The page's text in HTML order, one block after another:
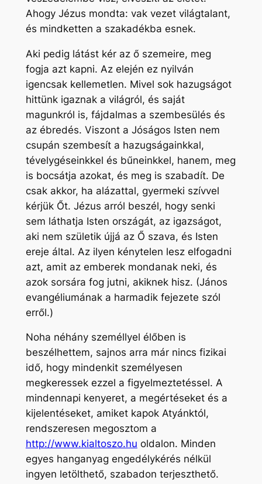
Ahogy Jézus mondta: vak vezet világtalant,
és mindketten a szakadékba esnek.
Aki pedig látást kér az ő szemeire, meg
fogja azt kapni. Az elején ez nyilván
igencsak kellemetlen. Mivel sok hazugságot
hittünk igaznak a világról, és saját
magunkról is, fájdalmas a szembesülés és
az ébredés. Viszont a Jóságos Isten nem
csupán szembesít a hazugságainkkal,
tévelygéseinkkel és bűneinkkel, hanem, meg
is bocsátja azokat, és meg is szabadít. De
csak akkor, ha alázattal, gyermeki szívvel
kérjük Őt. Jézus arról beszél, hogy senki
sem láthatja Isten országát, az igazságot,
aki nem születik újjá az Ő szava, és Isten
ereje által. Az ilyen kénytelen lesz elfogadni
azt, amit az emberek mondanak neki, és
azok sorsára fog jutni, akiknek hisz. (János
evangéliumának a harmadik fejezete szól
erről.)
Noha néhány személlyel élőben is
beszélhettem, sajnos arra már nincs fizikai
idő, hogy mindenkit személyesen
megkeressek ezzel a figyelmeztetéssel. A
mindennapi kenyeret, a megértéseket és a
kijelentéseket, amiket kapok Atyánktól,
rendszeresen megosztom a
http://www.kialtoszo.hu oldalon. Minden
egyes hanganyag engedélykérés nélkül
ingyen letölthető, szabadon terjeszthető.